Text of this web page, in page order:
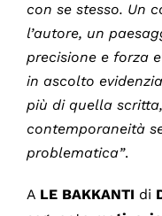
con se stesso. Un
l’autore, un
precisione e forza
in ascolto
più di quella
contemporaneità
problematica”.
A LE BAKKANTI di